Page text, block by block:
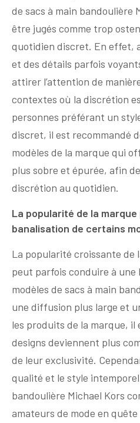
de sacs à main bandoulière
être jugés comme trop
quotidien discret. En effet,
et des détails parfois
attirer l’attention de
contextes où la discrétion
personnes préférant un
discret, il est recommandé
modèles de la marque qui
plus sobre et épurée, afin
discrétion au quotidien.
La popularité de la
banalisation de certains
La popularité croissante de
peut parfois conduire à
modèles de sacs à main
une diffusion plus large et
les produits de la marque,
designs deviennent plus
de leur exclusivité.
qualité et le style intemporel
bandoulière Michael Kors
amateurs de mode en quête